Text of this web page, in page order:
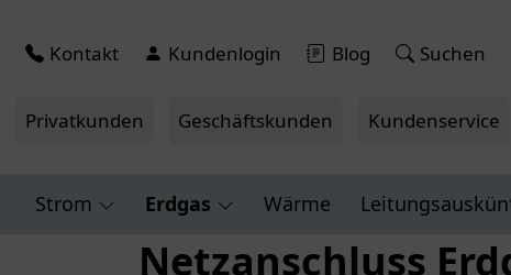
Kontakt Kundenlogin Blog Suchen
Privatkunden Geschäftskunden Kundenservice
Strom Erdgas Wärme
Netzanschluss